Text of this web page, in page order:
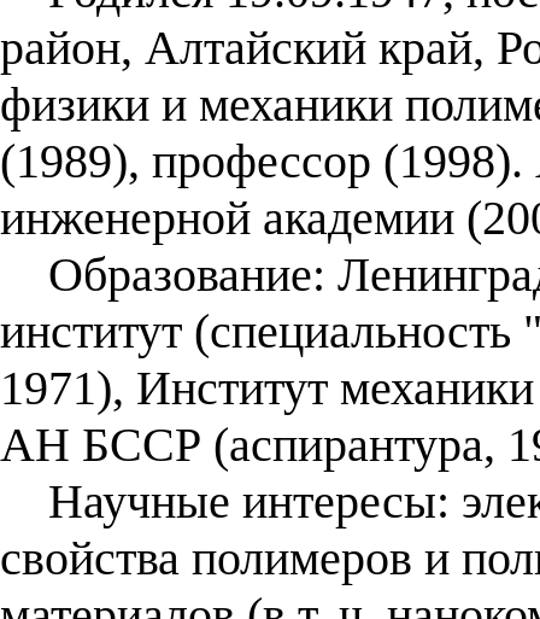
район, Алтайский край,
физики и механики
(1989), профессор
инженерной академии
Образование:
институт
1971), Институт
АН БССР (аспирантура,
Научные интересы:
свойства полимеров и